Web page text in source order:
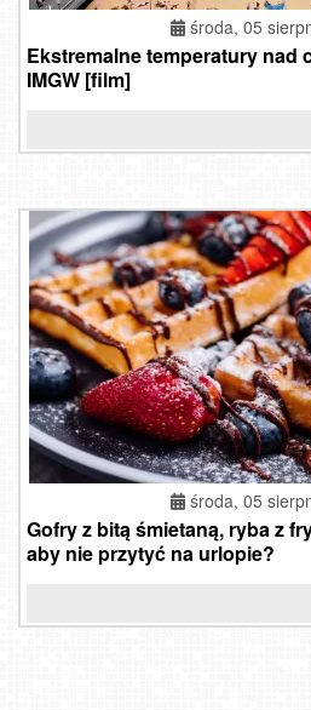
środa, 05
Ekstremalne temperatury nad
IMGW [film]
środa, 05
Gofry z bitą śmietaną, ryba z
aby nie przytyć na urlopie?